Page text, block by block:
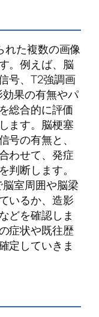
れた複数の画像
。例えば、脳
号、T2強調画
効果の有無やパ
総合的に評価
ます。脳梗塞
の有無と、
わせて、発症
判断します。
脳室周囲や脳梁
いるか、造影
どを確認しま
症状や既往歴
定していきま